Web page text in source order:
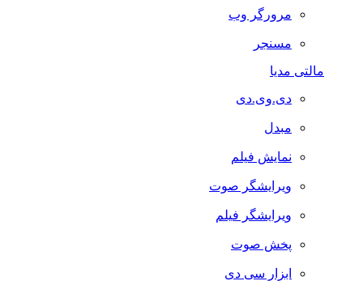
مرورگر وب
مسنجر
مالتی مدیا
دی.وی.دی
مبدل
نمایش فیلم
ویرایشگر صوت
ویرایشگر فیلم
پخش صوت
ابزار سی دی